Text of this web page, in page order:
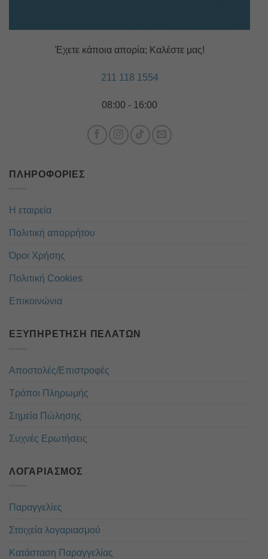
Έχετε κάποια απορία; Καλέστε μας!
211 118 1554
08:00 - 16:00
ΠΛΗΡΟΦΟΡΊΕΣ
Η εταιρεία
Πολιτική απορρήτου
Όροι Χρήσης
Πολιτική Cookies
Επικοινώνια
ΕΞΥΠΗΡΈΤΗΣΗ ΠΕΛΑΤΏΝ
Αποστολές/Επιστροφές
Τρόποι Πληρωμής
Σημεία Πώλησης
Συχνές Ερωτήσεις
ΛΟΓΑΡΙΑΣΜΌΣ
Παραγγελίες
Στοιχεία λογαριασμού
Κατάσταση Παραγγελίας